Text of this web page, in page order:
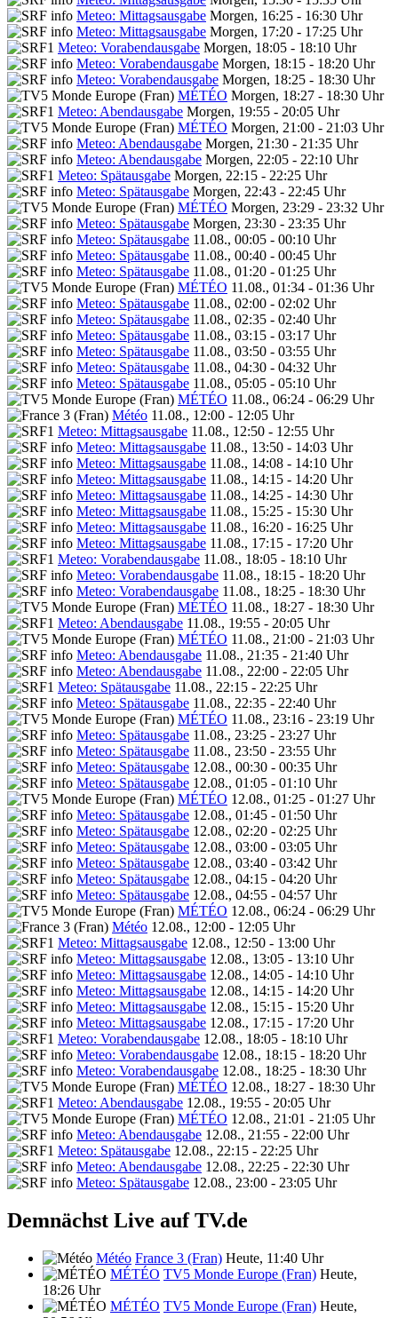
Meteo: Mittagsausgabe Morgen, 16:25 - 16:30 Uhr
Meteo: Mittagsausgabe Morgen, 17:20 - 17:25 Uhr
Meteo: Vorabendausgabe Morgen, 18:05 - 18:10 Uhr
Meteo: Vorabendausgabe Morgen, 18:15 - 18:20 Uhr
Meteo: Vorabendausgabe Morgen, 18:25 - 18:30 Uhr
MÉTÉO Morgen, 18:27 - 18:30 Uhr
Meteo: Abendausgabe Morgen, 19:55 - 20:05 Uhr
MÉTÉO Morgen, 21:00 - 21:03 Uhr
Meteo: Abendausgabe Morgen, 21:30 - 21:35 Uhr
Meteo: Abendausgabe Morgen, 22:05 - 22:10 Uhr
Meteo: Spätausgabe Morgen, 22:15 - 22:25 Uhr
Meteo: Spätausgabe Morgen, 22:43 - 22:45 Uhr
MÉTÉO Morgen, 23:29 - 23:32 Uhr
Meteo: Spätausgabe Morgen, 23:30 - 23:35 Uhr
Meteo: Spätausgabe 11.08., 00:05 - 00:10 Uhr
Meteo: Spätausgabe 11.08., 00:40 - 00:45 Uhr
Meteo: Spätausgabe 11.08., 01:20 - 01:25 Uhr
MÉTÉO 11.08., 01:34 - 01:36 Uhr
Meteo: Spätausgabe 11.08., 02:00 - 02:02 Uhr
Meteo: Spätausgabe 11.08., 02:35 - 02:40 Uhr
Meteo: Spätausgabe 11.08., 03:15 - 03:17 Uhr
Meteo: Spätausgabe 11.08., 03:50 - 03:55 Uhr
Meteo: Spätausgabe 11.08., 04:30 - 04:32 Uhr
Meteo: Spätausgabe 11.08., 05:05 - 05:10 Uhr
MÉTÉO 11.08., 06:24 - 06:29 Uhr
Météo 11.08., 12:00 - 12:05 Uhr
Meteo: Mittagsausgabe 11.08., 12:50 - 12:55 Uhr
Meteo: Mittagsausgabe 11.08., 13:50 - 14:03 Uhr
Meteo: Mittagsausgabe 11.08., 14:08 - 14:10 Uhr
Meteo: Mittagsausgabe 11.08., 14:15 - 14:20 Uhr
Meteo: Mittagsausgabe 11.08., 14:25 - 14:30 Uhr
Meteo: Mittagsausgabe 11.08., 15:25 - 15:30 Uhr
Meteo: Mittagsausgabe 11.08., 16:20 - 16:25 Uhr
Meteo: Mittagsausgabe 11.08., 17:15 - 17:20 Uhr
Meteo: Vorabendausgabe 11.08., 18:05 - 18:10 Uhr
Meteo: Vorabendausgabe 11.08., 18:15 - 18:20 Uhr
Meteo: Vorabendausgabe 11.08., 18:25 - 18:30 Uhr
MÉTÉO 11.08., 18:27 - 18:30 Uhr
Meteo: Abendausgabe 11.08., 19:55 - 20:05 Uhr
MÉTÉO 11.08., 21:00 - 21:03 Uhr
Meteo: Abendausgabe 11.08., 21:35 - 21:40 Uhr
Meteo: Abendausgabe 11.08., 22:00 - 22:05 Uhr
Meteo: Spätausgabe 11.08., 22:15 - 22:25 Uhr
Meteo: Spätausgabe 11.08., 22:35 - 22:40 Uhr
MÉTÉO 11.08., 23:16 - 23:19 Uhr
Meteo: Spätausgabe 11.08., 23:25 - 23:27 Uhr
Meteo: Spätausgabe 11.08., 23:50 - 23:55 Uhr
Meteo: Spätausgabe 12.08., 00:30 - 00:35 Uhr
Meteo: Spätausgabe 12.08., 01:05 - 01:10 Uhr
MÉTÉO 12.08., 01:25 - 01:27 Uhr
Meteo: Spätausgabe 12.08., 01:45 - 01:50 Uhr
Meteo: Spätausgabe 12.08., 02:20 - 02:25 Uhr
Meteo: Spätausgabe 12.08., 03:00 - 03:05 Uhr
Meteo: Spätausgabe 12.08., 03:40 - 03:42 Uhr
Meteo: Spätausgabe 12.08., 04:15 - 04:20 Uhr
Meteo: Spätausgabe 12.08., 04:55 - 04:57 Uhr
MÉTÉO 12.08., 06:24 - 06:29 Uhr
Météo 12.08., 12:00 - 12:05 Uhr
Meteo: Mittagsausgabe 12.08., 12:50 - 13:00 Uhr
Meteo: Mittagsausgabe 12.08., 13:05 - 13:10 Uhr
Meteo: Mittagsausgabe 12.08., 14:05 - 14:10 Uhr
Meteo: Mittagsausgabe 12.08., 14:15 - 14:20 Uhr
Meteo: Mittagsausgabe 12.08., 15:15 - 15:20 Uhr
Meteo: Mittagsausgabe 12.08., 17:15 - 17:20 Uhr
Meteo: Vorabendausgabe 12.08., 18:05 - 18:10 Uhr
Meteo: Vorabendausgabe 12.08., 18:15 - 18:20 Uhr
Meteo: Vorabendausgabe 12.08., 18:25 - 18:30 Uhr
MÉTÉO 12.08., 18:27 - 18:30 Uhr
Meteo: Abendausgabe 12.08., 19:55 - 20:05 Uhr
MÉTÉO 12.08., 21:01 - 21:05 Uhr
Meteo: Abendausgabe 12.08., 21:55 - 22:00 Uhr
Meteo: Spätausgabe 12.08., 22:15 - 22:25 Uhr
Meteo: Abendausgabe 12.08., 22:25 - 22:30 Uhr
Meteo: Spätausgabe 12.08., 23:00 - 23:05 Uhr
Demnächst Live auf TV.de
Météo France 3 (Fran) Heute, 11:40 Uhr
MÉTÉO TV5 Monde Europe (Fran) Heute,
18:26 Uhr
MÉTÉO TV5 Monde Europe (Fran) Heute,